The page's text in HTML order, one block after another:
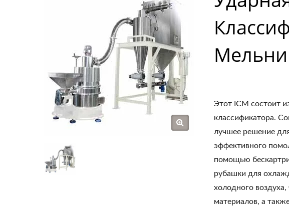
Этот ICM состоит
классификатора.
лучшее решение
эффективного
помощью
рубашки для
холодного
материалов, а